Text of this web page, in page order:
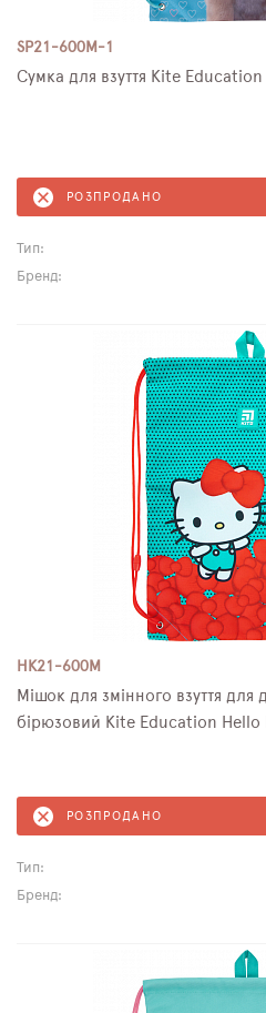
SP21-600M-1
Сумка для взуття Kite
РОЗПРОДАНО
Тип:
Бренд:
HK21-600M
Мішок для змінного взуття
бірюзовий Kite Education Hello
РОЗПРОДАНО
Тип:
Бренд: